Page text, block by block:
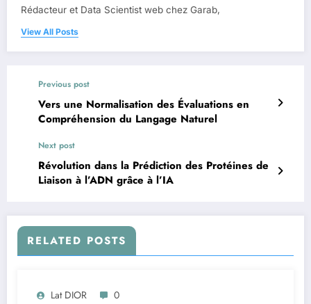
Rédacteur et Data Scientist web chez Garab,
View All Posts
Previous post
Vers une Normalisation des Évaluations en
Compréhension du Langage Naturel
Next post
Révolution dans la Prédiction des Protéines de
Liaison à l’ADN grâce à l’IA
RELATED POSTS
Lat DIOR 0